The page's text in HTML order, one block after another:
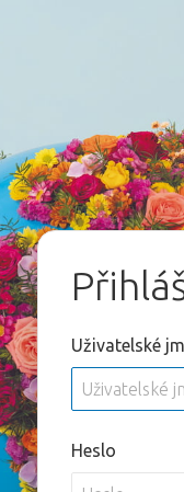
Uživatelské
Heslo